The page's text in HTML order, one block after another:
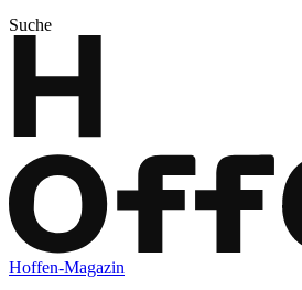
Suche
Hoffen-Magazin